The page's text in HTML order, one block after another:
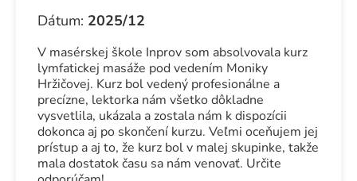
Dátum: 2025/12
V masérskej škole Inprov som absolvovala kurz
lymfatickej masáže pod vedením Moniky
Hržičovej. Kurz bol vedený profesionálne a
precízne, lektorka nám všetko dôkladne
vysvetlila, ukázala a zostala nám k dispozícii
dokonca aj po skončení kurzu. Veľmi oceňujem jej
prístup a aj to, že kurz bol v malej skupinke, takže
mala dostatok času sa nám venovať. Určite